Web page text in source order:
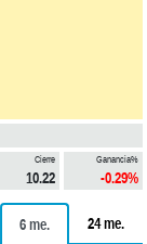
Cierre
10.22
Ganancia%
-0.29%
6 me. 24 me.